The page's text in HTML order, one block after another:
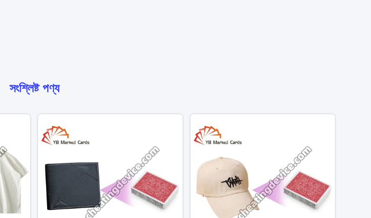
সংশ্লিষ্ট পণ্য